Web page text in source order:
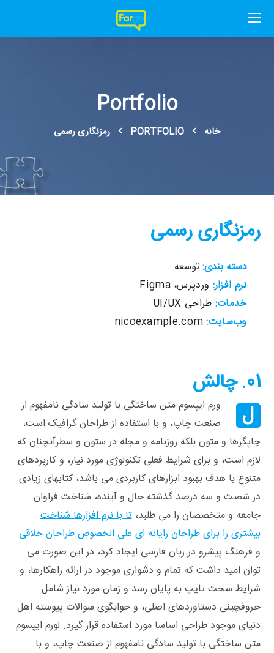
Portfolio
خانه PORTFOLIO رمزنگاری رسمی
رمزنگاری رسمی
دسته بندی:توسعه
نرم افزار: وردپرس، Figma
خدمات: طراحی UI/UX
وب‌سایت:nicoexample.com
01. چالش
ل
ورم ایپسوم متن ساختگی با تولید سادگی نامفهوم از
صنعت چاپ، و با استفاده از طراحان گرافیک است،
چاپگرها و متون بلکه روزنامه و مجله در ستون و سطرآنچنان که
لازم است، و برای شرایط فعلی تکنولوژی مورد نیاز، و کاربردهای
متنوع با هدف بهبود ابزارهای کاربردی می باشد، کتابهای زیادی
در شصت و سه درصد گذشته حال و آینده، شناخت فراوان
جامعه و متخصصان را می طلبد،تا با نرم افزارها شناخت
بیشتری را برای طراحان رایانه ای علی الخصوص طراحان خلاقی
و فرهنگ پیشرو در زبان فارسی ایجاد کرد، در این صورت می
توان امید داشت که تمام و دشواری موجود در ارائه راهکارها، و
شرایط سخت تایپ به پایان رسد و زمان مورد نیاز شامل
حروفچینی دستاوردهای اصلی، و جوابگوی سوالات پیوسته اهل
دنیای موجود طراحی اساسا مورد استفاده قرار گیرد. لورم ایپسوم
متن ساختگی با تولید سادگی نامفهوم از صنعت چاپ، و با